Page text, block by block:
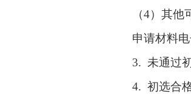
（4）其他
申请材料
3.未通过
4.初选合